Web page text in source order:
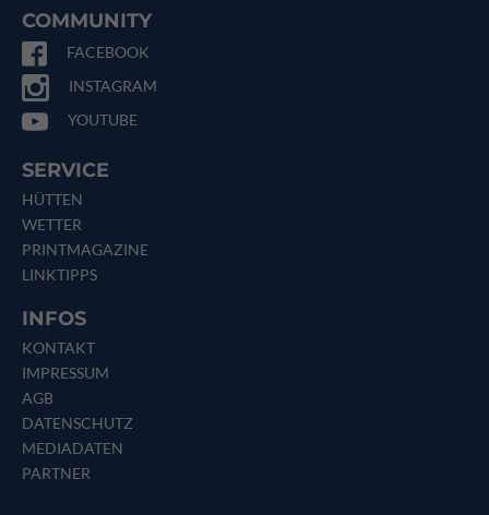
COMMUNITY
FACEBOOK
INSTAGRAM
YOUTUBE
SERVICE
HÜTTEN
WETTER
PRINTMAGAZINE
LINKTIPPS
INFOS
KONTAKT
IMPRESSUM
AGB
DATENSCHUTZ
MEDIADATEN
PARTNER